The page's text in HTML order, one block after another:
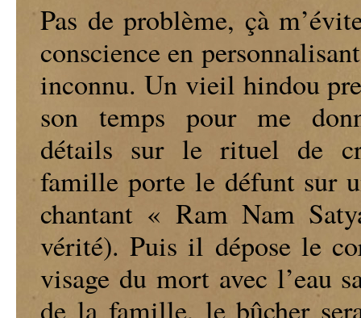
Pas de problème, çà
conscience en
inconnu. Un vieil hindou
son temps pour me
détails sur le rituel de
famille porte le défunt sur
chantant « Ram Nam
vérité). Puis il dépose le
visage du mort avec l’eau
de la famille, le bûcher